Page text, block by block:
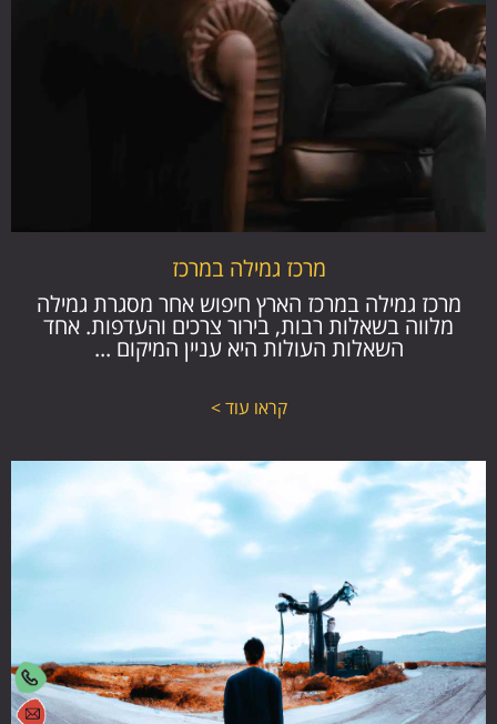
מרכז גמילה במרכז
מרכז גמילה במרכז הארץ חיפוש אחר מסגרת גמילה
מלווה בשאלות רבות, בירור צרכים והעדפות. אחד
השאלות העולות היא עניין המיקום ...
קראו עוד >